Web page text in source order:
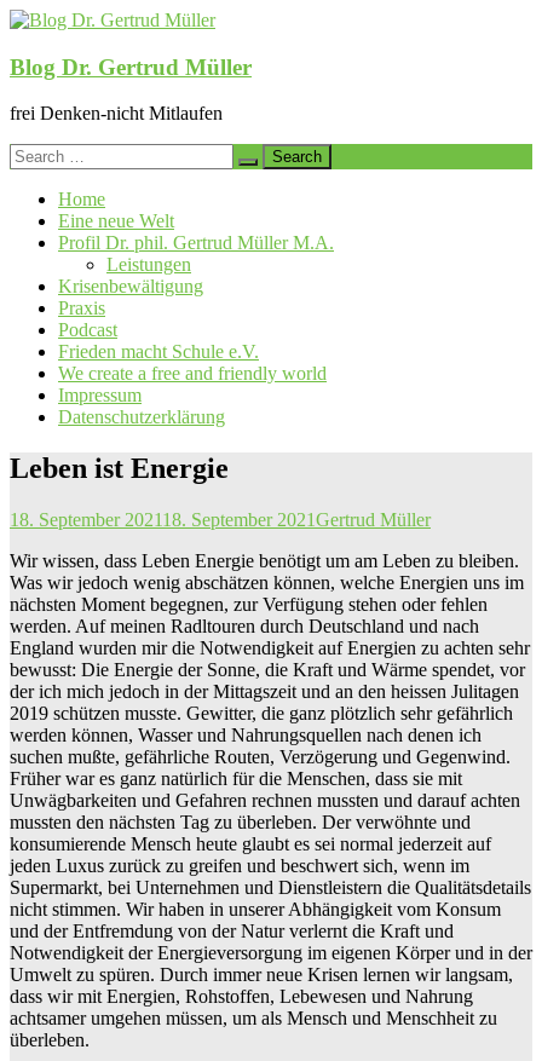
Skip
content
Blog Dr. Gertrud Müller
frei Denken-nicht Mitlaufen
Search
for:
Home
Eine neue Welt
Profil Dr. phil. Gertrud Müller M.A.
Leistungen
Krisenbewältigung
Praxis
Podcast
Frieden macht Schule e.V.
We create a free and friendly world
Impressum
Datenschutzerklärung
Leben ist Energie
18. September 202118. September 2021Gertrud Müller
Wir wissen, dass Leben Energie benötigt um am Leben zu bleiben.
Was wir jedoch wenig abschätzen können, welche Energien uns im
nächsten Moment begegnen, zur Verfügung stehen oder fehlen
werden. Auf meinen Radltouren durch Deutschland und nach
England wurden mir die Notwendigkeit auf Energien zu achten sehr
bewusst: Die Energie der Sonne, die Kraft und Wärme spendet, vor
der ich mich jedoch in der Mittagszeit und an den heissen Julitagen
2019 schützen musste. Gewitter, die ganz plötzlich sehr gefährlich
werden können, Wasser und Nahrungsquellen nach denen ich
suchen mußte, gefährliche Routen, Verzögerung und Gegenwind.
Früher war es ganz natürlich für die Menschen, dass sie mit
Unwägbarkeiten und Gefahren rechnen mussten und darauf achten
mussten den nächsten Tag zu überleben. Der verwöhnte und
konsumierende Mensch heute glaubt es sei normal jederzeit auf
jeden Luxus zurück zu greifen und beschwert sich, wenn im
Supermarkt, bei Unternehmen und Dienstleistern die Qualitätsdetails
nicht stimmen. Wir haben in unserer Abhängigkeit vom Konsum
und der Entfremdung von der Natur verlernt die Kraft und
Notwendigkeit der Energieversorgung im eigenen Körper und in der
Umwelt zu spüren. Durch immer neue Krisen lernen wir langsam,
dass wir mit Energien, Rohstoffen, Lebewesen und Nahrung
achtsamer umgehen müssen, um als Mensch und Menschheit zu
überleben.